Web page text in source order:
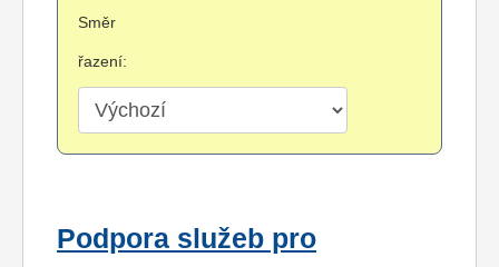
Směr
řazení:
Podpora služeb pro